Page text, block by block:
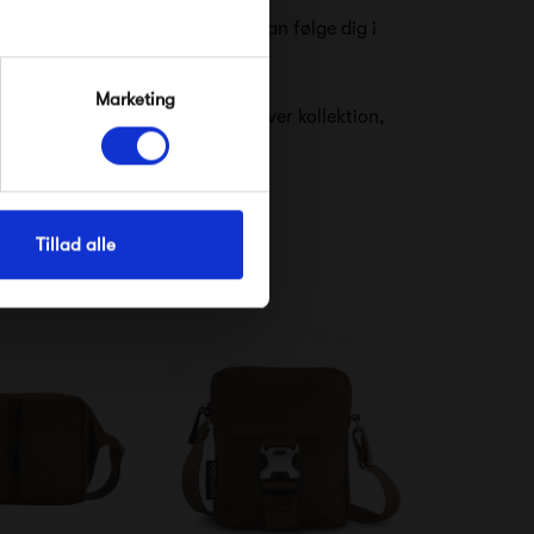
Marketing
Tillad alle
sikrer, at Kintobes tasker kan følge dig i
der bæredygtige valg og for hver kollektion,
en 100% bæredygtig taske.